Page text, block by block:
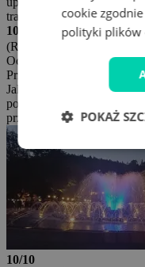
transport, do dyspozycji
10/10
(Roman K. -
Ocena napisana: 28. 6.
Przetłumaczone
Jak dla mnie wszystko w
pomocny. Wyżywienie też
przesadnego luksusu, to
10/10
cookie
polityki plików
POKAŻ